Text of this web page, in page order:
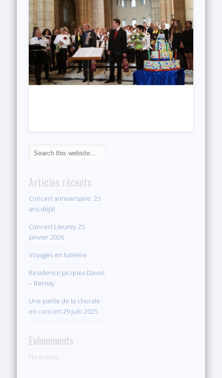
Articles récents
Concert anniversaire: 25
ans déjà!
Concert Lieurey 25
janvier 2026
Voyages en lumière
Résidence Jacques Daviel
– Bernay
Une partie de la chorale
en concert 29 juin 2025
Evènements
No events